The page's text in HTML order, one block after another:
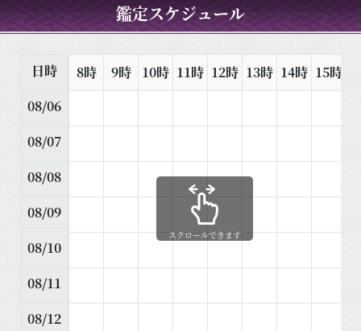
鑑定スケジュール
日時
08/06
08/07
08/08
08/09
08/10
08/11
08/12
8時 9時 10時 11時 12時 13時 14時 15時
スクロールできます